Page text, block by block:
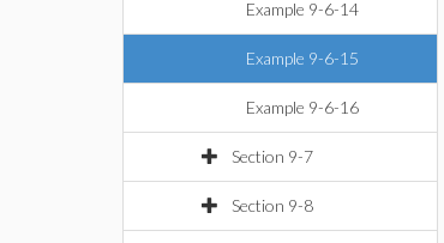
Example 9-6-14
Example 9-6-15
Example 9-6-16
Section 9-7
Section 9-8